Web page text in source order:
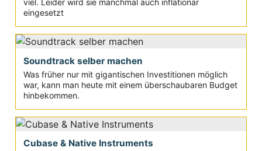
viel. Leider wird sie manchmal auch inflationär
eingesetzt
Soundtrack selber machen
Was früher nur mit gigantischen Investitionen möglich
war, kann man heute mit einem überschaubaren Budget
hinbekommen.
Cubase & Native Instruments